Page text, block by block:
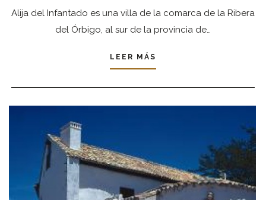
Alija del Infantado es una villa de la comarca de la Ribera
del Órbigo, al sur de la provincia de…
LEER MÁS